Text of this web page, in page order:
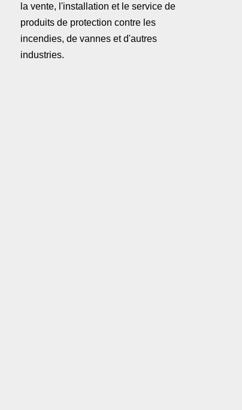
la vente, l'installation et le service de
produits de protection contre les
incendies, de vannes et d'autres
industries.